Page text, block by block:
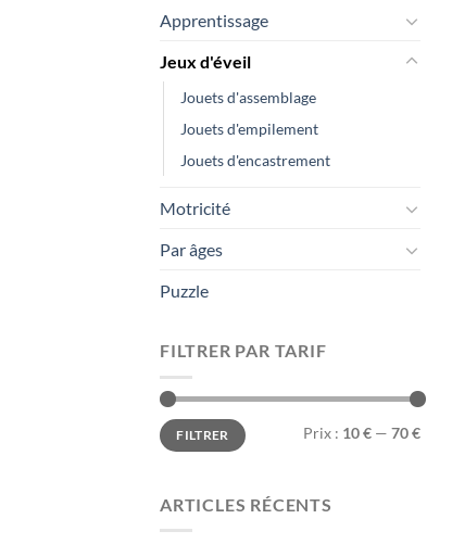
Apprentissage
Jeux d'éveil
Jouets d'assemblage
Jouets d'empilement
Jouets d'encastrement
Motricité
Par âges
Puzzle
FILTRER PAR TARIF
Prix
min
Prix
maxFILTRER Prix : 10 € — 70 €
ARTICLES RÉCENTS